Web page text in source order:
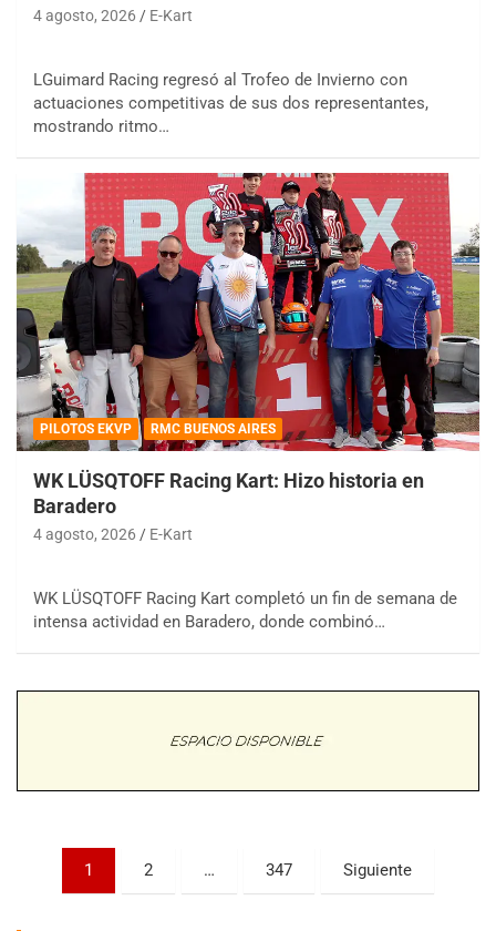
4 agosto, 2026 E-Kart
LGuimard Racing regresó al Trofeo de Invierno con
actuaciones competitivas de sus dos representantes,
mostrando ritmo…
PILOTOS EKVP RMC BUENOS AIRES
WK LÜSQTOFF Racing Kart: Hizo historia en
Baradero
4 agosto, 2026 E-Kart
WK LÜSQTOFF Racing Kart completó un fin de semana de
intensa actividad en Baradero, donde combinó…
Paginación
1 2 … 347 Siguiente
COBERTURA ESPECIAL DE E-KART.COM.AR
08/09-AGO
Trenque Lauquen (Buenos Aires)
Villaguay (Entre Ríos)